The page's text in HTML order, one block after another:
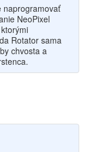
naprogramovať
NeoPixel
Rotator sama
chvosta a